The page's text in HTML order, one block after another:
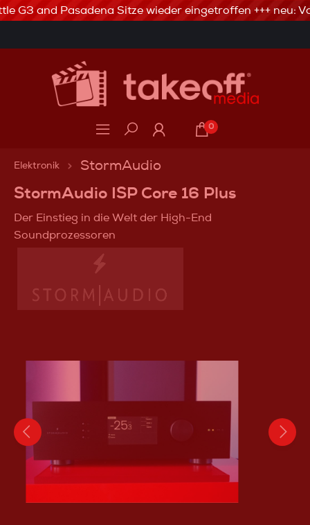
3% Skonto bei Vorkasse via Banküberweisung
G3 and Pasadena Sitze wieder eingetroffen +++ neu:
0
Elektronik StormAudio
StormAudio ISP Core 16 Plus
Der Einstieg in die Welt der High-End
Soundprozessoren